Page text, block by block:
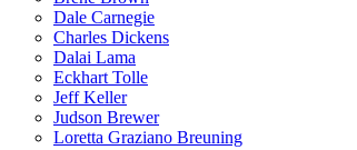
Dale Carnegie
Charles Dickens
Dalai Lama
Eckhart Tolle
Jeff Keller
Judson Brewer
Loretta Graziano Breuning